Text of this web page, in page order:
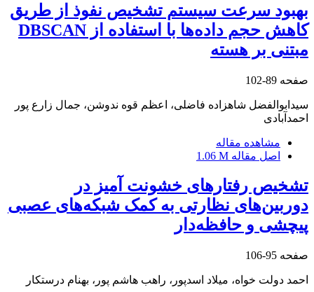
بهبود سرعت سیستم تشخیص نفوذ از طریق
کاهش حجم داده‌ها با استفاده از DBSCAN
مبتنی بر هسته
صفحه 89-102
سیدابوالفضل شاهزاده فاضلی، اعظم قوه ندوشن، جمال زارع پور
احمدآبادی
مشاهده مقاله
اصل مقاله 1.06 M
تشخیص رفتارهای خشونت آمیز در
دوربین‌های نظارتی به کمک شبکه‌های عصبی
پیچشی و حافظه‌دار
صفحه 95-106
احمد دولت خواه، میلاد اسدپور، راهب هاشم پور، بهنام درستکار